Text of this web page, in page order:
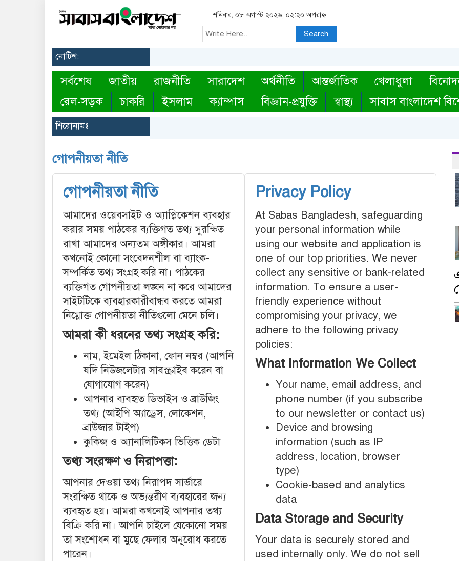
শনিবার, ০৮ অগাস্ট ২০২৬, ০২:২০ অপরাহ্ন
Search
নোটিশ:
সর্বশেষ জাতীয় রাজনীতি সারাদেশ অর্থনীতি আন্তর্জাতিক খেলাধুলা
রেল-সড়ক
চাকরি ইসলাম ক্যাম্পাস বিজ্ঞান-প্রযুক্তি স্বাস্থ্য সাবাস বাংলাদেশ
শিরোনামঃ
গোপনীয়তা নীতি
গোপনীয়তা নীতি
আমাদের ওয়েবসাইট ও অ্যাপ্লিকেশন ব্যবহার
করার সময় পাঠকের ব্যক্তিগত তথ্য সুরক্ষিত
রাখা আমাদের অন্যতম অঙ্গীকার। আমরা
কখনোই কোনো সংবেদনশীল বা ব্যাংক-
সম্পর্কিত তথ্য সংগ্রহ করি না। পাঠকের
ব্যক্তিগত গোপনীয়তা লঙ্ঘন না করে আমাদের
সাইটটিকে ব্যবহারকারীবান্ধব করতে আমরা
নিম্নোক্ত গোপনীয়তা নীতিগুলো মেনে চলি।
আমরা কী ধরনের তথ্য সংগ্রহ করি:
নাম, ইমেইল ঠিকানা, ফোন নম্বর (আপনি
যদি নিউজলেটার সাবস্ক্রাইব করেন বা
যোগাযোগ করেন)
আপনার ব্যবহৃত ডিভাইস ও ব্রাউজিং
তথ্য (আইপি অ্যাড্রেস, লোকেশন,
ব্রাউজার টাইপ)
কুকিজ ও অ্যানালিটিকস ভিত্তিক ডেটা
তথ্য সংরক্ষণ ও নিরাপত্তা:
আপনার দেওয়া তথ্য নিরাপদ সার্ভারে
সংরক্ষিত থাকে ও অভ্যন্তরীণ ব্যবহারের জন্য
ব্যবহৃত হয়। আমরা কখনোই আপনার তথ্য
বিক্রি করি না। আপনি চাইলে যেকোনো সময়
তা সংশোধন বা মুছে ফেলার অনুরোধ করতে
পারেন।
Privacy Policy
At Sabas Bangladesh, safeguarding
your personal information while
using our website and application is
one of our top priorities. We never
collect any sensitive or bank-related
information. To ensure a user-
friendly experience without
compromising your privacy, we
adhere to the following privacy
policies:
What Information We Collect
Your name, email address, and
phone number (if you subscribe
to our newsletter or contact us)
Device and browsing
information (such as IP
address, location, browser
type)
Cookie-based and analytics
data
Data Storage and Security
Your data is securely stored and
used internally only. We do not sell